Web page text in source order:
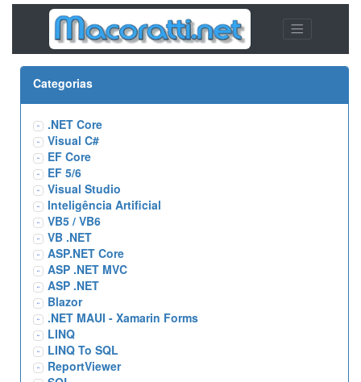
Categorias
.NET Core
Visual C#
EF Core
EF 5/6
Visual Studio
Inteligência Artificial
VB5 / VB6
VB .NET
ASP.NET Core
ASP .NET MVC
ASP .NET
Blazor
.NET MAUI - Xamarin Forms
LINQ
LINQ To SQL
ReportViewer